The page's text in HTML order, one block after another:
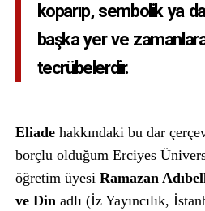
koparıp, sembolik ya
başka yer ve
tecrübelerdir.
Eliade hakkındaki bu dar
borçlu olduğum Erciyes
öğretim üyesiRamazan
ve Dinadlı (İz Yayıncılık,